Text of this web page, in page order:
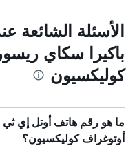
الأسئلة الشائعة
باكيرا سكاي
كوليكسيون
ما هو رقم هاتف أوتل إي
أوتوغراف كوليكسيون؟